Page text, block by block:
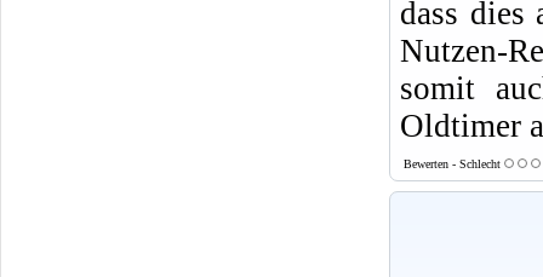
dass dies
Nutzen-
somit
Oldtimer
Bewerten - Schlecht